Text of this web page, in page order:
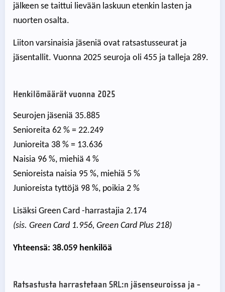
jälkeen se taittui lievään laskuun etenkin lasten ja
nuorten osalta.
Liiton varsinaisia jäseniä ovat ratsastusseurat ja
jäsentallit. Vuonna 2025 seuroja oli 455 ja talleja 289.
Henkilömäärät vuonna 2025
Seurojen jäseniä 35.885
Senioreita 62 % = 22.249
Junioreita 38 % = 13.636
Naisia 96 %, miehiä 4 %
Senioreista naisia 95 %, miehiä 5 %
Junioreista tyttöjä 98 %, poikia 2 %
Lisäksi Green Card -harrastajia 2.174
(sis. Green Card 1.956, Green Card Plus 218)
Yhteensä: 38.059 henkilöä
Ratsastusta harrastetaan SRL:n jäsenseuroissa ja -